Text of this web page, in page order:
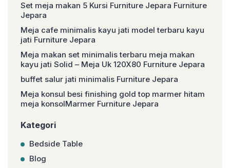
Set meja makan 5 Kursi Furniture Jepara Furniture
Jepara
Meja cafe minimalis kayu jati model terbaru kayu
jati Furniture Jepara
Meja makan set minimalis terbaru meja makan
kayu jati Solid – Meja Uk 120X80 Furniture Jepara
buffet salur jati minimalis Furniture Jepara
Meja konsul besi finishing gold top marmer hitam
meja konsolMarmer Furniture Jepara
Kategori
Bedside Table
Blog